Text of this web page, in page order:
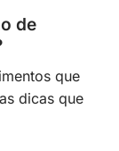
de
que
dicas que